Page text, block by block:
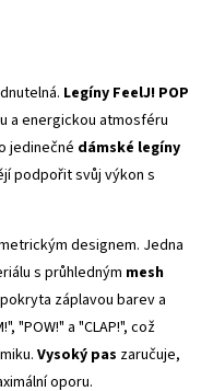
Legíny FeelJ! POP
a energickou atmosféru
jedinečné dámské legíny
podpořit svůj výkon s
designem. Jedna
s průhledným mesh
záplavou barev a
"POW!" a "CLAP!", což
Vysoký pas zaručuje,
oporu.